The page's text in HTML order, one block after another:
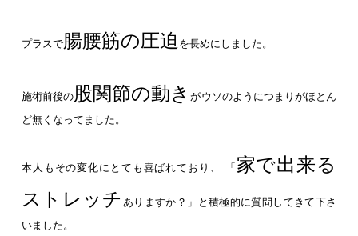
プラスで腸腰筋の圧迫 を長めにしました。
施術前後の股関節の動きがウソのようにつまりがほとん
ど無くなってました。
本人もその変化にとても喜ばれており、 「 家で出来る
ストレッチ ありますか？」と積極的に質問してきて下さ
いました。